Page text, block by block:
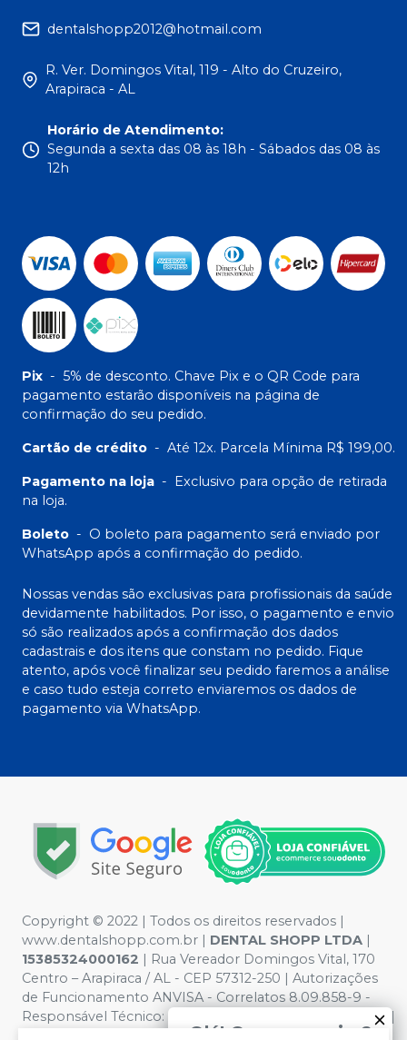
Olá! Quer negociar?
dentalshopp2012@hotmail.com
R. Ver. Domingos Vital, 119 - Alto do Cruzeiro,
Arapiraca - AL
Horário de Atendimento:
Segunda a sexta das 08 às 18h - Sábados das 08 às
12h
Pix - 5% de desconto. Chave Pix e o QR Code para
pagamento estarão disponíveis na página de
confirmação do seu pedido.
Cartão de crédito - Até 12x. Parcela Mínima R$ 199,00.
Pagamento na loja - Exclusivo para opção de retirada
na loja.
Boleto - O boleto para pagamento será enviado por
WhatsApp após a confirmação do pedido.
Nossas vendas são exclusivas para profissionais da saúde
devidamente habilitados. Por isso, o pagamento e envio
só são realizados após a confirmação dos dados
cadastrais e dos itens que constam no pedido. Fique
atento, após você finalizar seu pedido faremos a análise
e caso tudo esteja correto enviaremos os dados de
pagamento via WhatsApp.
Copyright © 2022 | Todos os direitos reservados |
www.dentalshopp.com.br | DENTAL SHOPP LTDA |
15385324000162 | Rua Vereador Domingos Vital, 170
Centro – Arapiraca / AL - CEP 57312-250 | Autorizações
de Funcionamento ANVISA - Correlatos 8.09.858-9 -
Responsável Técnico:
IRAN BARBOSA VITAL - CRF 1616 |